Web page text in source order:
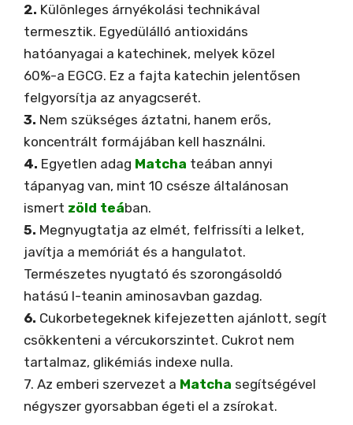
2. Különleges árnyékolási technikával
termesztik. Egyedülálló antioxidáns
hatóanyagai a katechinek, melyek közel
60%-a EGCG. Ez a fajta katechin jelentősen
felgyorsítja az anyagcserét.
3. Nem szükséges áztatni, hanem erős,
koncentrált formájában kell használni.
4. Egyetlen adag Matcha teában annyi
tápanyag van, mint 10 csésze általánosan
ismert zöld teában.
5. Megnyugtatja az elmét, felfrissíti a lelket,
javítja a memóriát és a hangulatot.
Természetes nyugtató és szorongásoldó
hatású l-teanin aminosavban gazdag.
6. Cukorbetegeknek kifejezetten ajánlott, segít
csökkenteni a vércukorszintet. Cukrot nem
tartalmaz, glikémiás indexe nulla.
7. Az emberi szervezet a Matcha segítségével
négyszer gyorsabban égeti el a zsírokat.